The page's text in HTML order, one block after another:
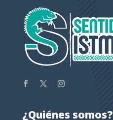
¿Quiénes somos?